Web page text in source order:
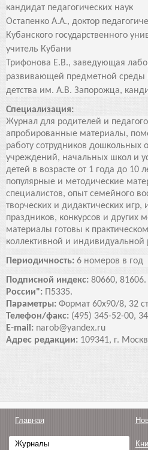
кандидат педагогических наук
Остапенко А.А., доктор
Кубанского государственного у
учитель Кубани
Трифонова Е.В., заведующая
развивающей предметной среды
детства им. А.В. Запорожца,
Специализация:
Журнал для родителей и
апробированные материалы,
работу сотрудников дошкольных
учреждений, начальных школ и
детей в возрасте от 1 года до 10
популярные и методические
специалистов, опыт семейного
творческих и дидактических
праздников, конкурсов и других
материалы готовы к
коллективной и индивидуальной
Периодичность: 6 номеров в год
Подписной индекс: 80660, 81606.
России":
П5335.
Параметры: Формат 60х90/8, 32
Телефон/факс: (495) 345-52-00,
E-mail: narob@yandex.ru
Адрес редакции: 109341, г.
Главная
Журналы